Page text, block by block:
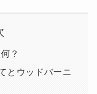
？
とウッドバーニ